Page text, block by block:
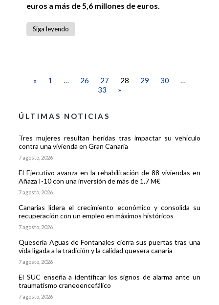
euros a más de 5,6 millones de euros.
Siga leyendo
« 1 … 26 27 28 29 30
…
33
»
ÚLTIMAS NOTICIAS
Tres mujeres resultan heridas tras impactar su vehículo
contra una vivienda en Gran Canaria
7 agosto, 2026
El Ejecutivo avanza en la rehabilitación de 88 viviendas en
Añaza I-10 con una inversión de más de 1,7 M€
7 agosto, 2026
Canarias lidera el crecimiento económico y consolida su
recuperación con un empleo en máximos históricos
7 agosto, 2026
Quesería Aguas de Fontanales cierra sus puertas tras una
vida ligada a la tradición y la calidad quesera canaria
7 agosto, 2026
El SUC enseña a identificar los signos de alarma ante un
traumatismo craneoencefálico
7 agosto, 2026